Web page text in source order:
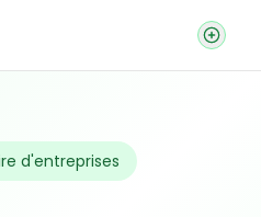
d'entreprises